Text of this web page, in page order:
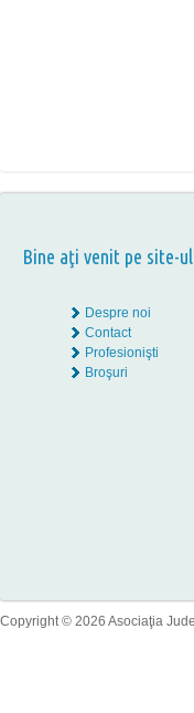
Bine aţi venit pe site-
Despre noi
Contact
Profesionişti
Broşuri
Copyright © 2026 Asociaţia